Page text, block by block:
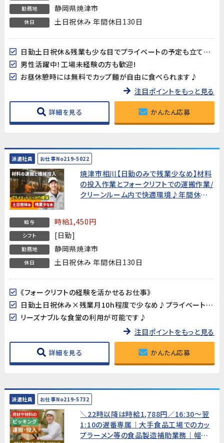
勤務地 静岡県焼津市
休日 土日祝休み 年間休日130日
日勤土日祝休＆残業も少な目でプライベートの予定も立てやすい♪年間休日130日!
男性活躍中！工場未経験の方も歓迎!
お昼休憩時には無料でカップ麺が自由に食べられます♪
注目ポイントをもっと見る
詳細を見る かんたん応募
派遣社員 お仕事No219-5022
焼津市相川【日勤のみで残業少なめ】材料
の投入作業とフォークリフトでの運搬作業/
クリーンルーム内で快適環境♪年間休日
給与 時給1,450円
シフト [日勤]
勤務地 静岡県焼津市
休日 土日祝休み 年間休日130日
《フォークリフトの経験を活かせるお仕事》
日勤土日祝休み×残業月10h程度で少なめ♪プライベートの予定も立て易い!年間休日130日
リーズナブルな食堂の利用が可能です♪
注目ポイントをもっと見る
詳細を見る かんたん応募
派遣社員 お仕事No219-5732
＼22時以降は時給1,788円／16:30～翌
1:10の遅番専属｜大手食品工場でのカッ
プラーメン等の食品製造補助業務｜幅広